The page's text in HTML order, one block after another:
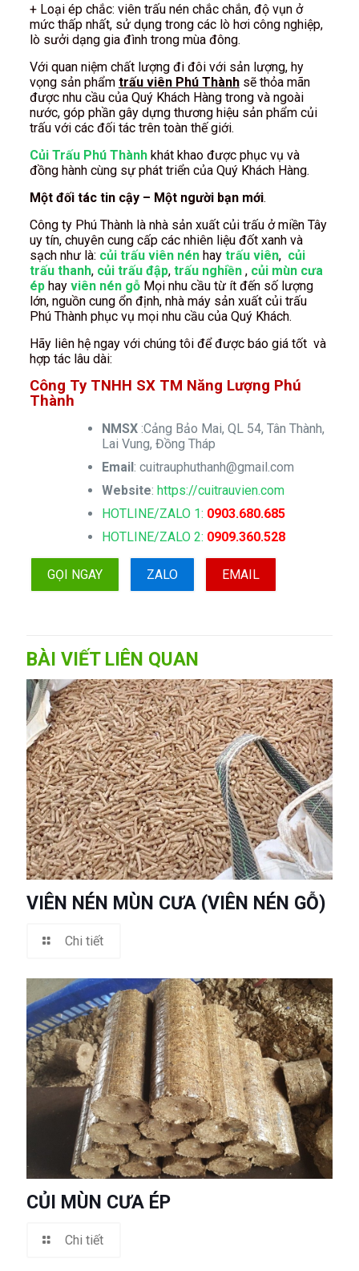
+ Loại ép chắc: viên trấu nén chắc chắn, độ vụn ở
mức thấp nhất, sử dụng trong các lò hơi công nghiệp,
lò sưởi dạng gia đình trong mùa đông.
Với quan niệm chất lượng đi đôi với sản lượng, hy
vọng sản phẩm trấu viên Phú Thànhsẽ thỏa mãn
được nhu cầu của Quý Khách Hàng trong và ngoài
nước, góp phần gây dựng thương hiệu sản phẩm củi
trấu với các đối tác trên toàn thế giới.
Củi Trấu Phú Thànhkhát khao được phục vụ và
đồng hành cùng sự phát triển của Quý Khách Hàng.
Một đối tác tin cậy – Một người bạn mới.
Công ty Phú Thành là nhà sản xuất củi trấu ở miền Tây
uy tín, chuyên cung cấp các nhiên liệu đốt xanh và
sạch như là: củi trấu viên nénhay trấu viên, củi
trấu thanh, củi trấu đập, trấu nghiền, củi mùn cưa
éphay viên nén gỗMọi nhu cầu từ ít đến số lượng
lớn, nguồn cung ổn định, nhà máy sản xuất củi trấu
Phú Thành phục vụ mọi nhu cầu của Quý Khách.
Hãy liên hệ ngay với chúng tôi để được báo giá tốt và
hợp tác lâu dài:
Công Ty TNHH SX TM Năng Lượng Phú
Thành
NMSX:Cảng Bảo Mai, QL 54, Tân Thành,
Lai Vung, Đồng Tháp
Email: cuitrauphuthanh@gmail.com
Website: https://cuitrauvien.com
HOTLINE/ZALO 1: 0903.680.685
HOTLINE/ZALO 2: 0909.360.528
GỌI NGAY ZALO EMAIL
BÀI VIẾT LIÊN QUAN
VIÊN NÉN MÙN CƯA (VIÊN NÉN GỖ)
Chi tiết
CỦI MÙN CƯA ÉP
Chi tiết